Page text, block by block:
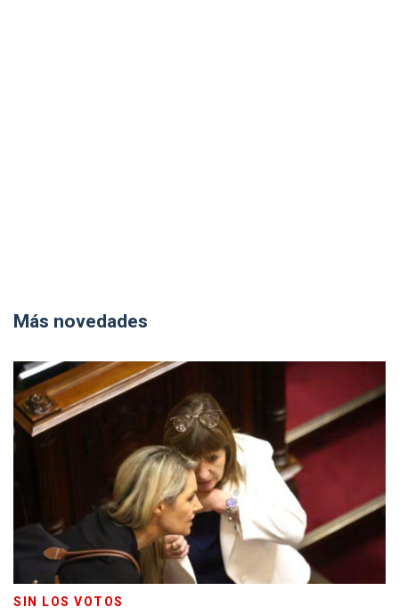
Más novedades
SIN LOS VOTOS